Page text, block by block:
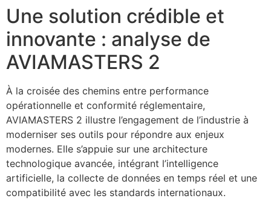
Une solution crédible et
innovante : analyse de
AVIAMASTERS 2
À la croisée des chemins entre performance
opérationnelle et conformité réglementaire,
AVIAMASTERS 2 illustre l’engagement de l’industrie à
moderniser ses outils pour répondre aux enjeux
modernes. Elle s’appuie sur une architecture
technologique avancée, intégrant l’intelligence
artificielle, la collecte de données en temps réel et une
compatibilité avec les standards internationaux.